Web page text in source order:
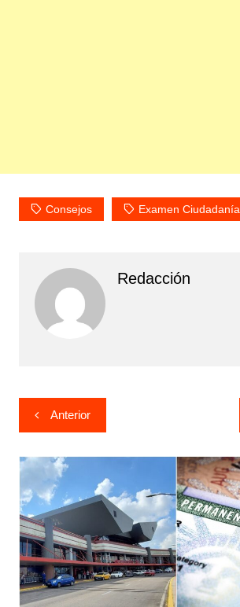
Consejos Examen Ciudadanía
Redacción
Navegación
de
entradas
Anterior